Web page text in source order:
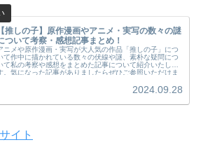
【推しの子】原作漫画やアニメ・実写の数々の謎
ついて考察・感想記事まとめ！
ニメや原作漫画・実写が大人気の作品「推しの子」につ
て作中に描かれている数々の伏線や謎、素朴な疑問につ
て私の考察や感想をまとめた記事について紹介いたしま
。気になった記事がありましたらぜひご参照いただけま
2024.09.28
イト